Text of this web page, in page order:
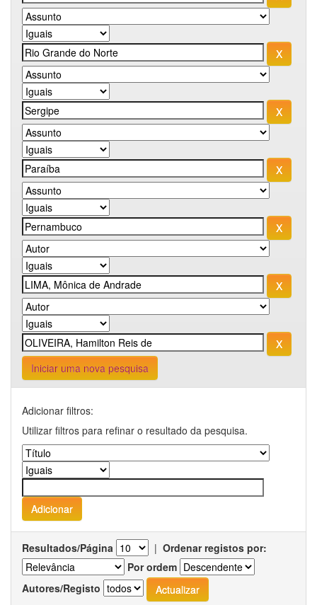
Iniciar uma nova pesquisa
Adicionar filtros:
Utilizar filtros para refinar o resultado da pesquisa.
Resultados/Página | Ordenar registos por:
Por ordem
Autores/Registo